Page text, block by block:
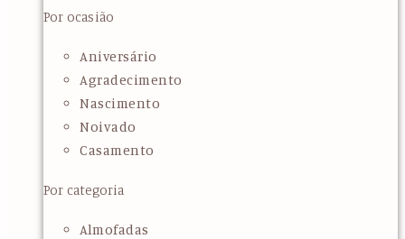
Por ocasião
Aniversário
Agradecimento
Nascimento
Noivado
Casamento
Por categoria
Almofadas